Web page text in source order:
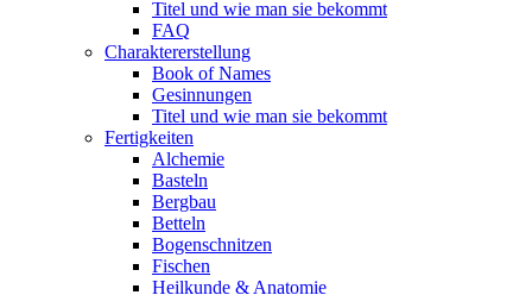
Titel und wie man sie bekommt
FAQ
Charaktererstellung
Book of Names
Gesinnungen
Titel und wie man sie bekommt
Fertigkeiten
Alchemie
Basteln
Bergbau
Betteln
Bogenschnitzen
Fischen
Heilkunde & Anatomie